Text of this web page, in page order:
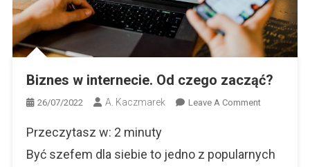
Biznes w internecie. Od czego zacząć?
26/07/2022 A. Kaczmarek Leave A CommentOn
Internecie.
Przeczytasz w: 2 minuty
Być szefem dla siebie to jedno z popularnych